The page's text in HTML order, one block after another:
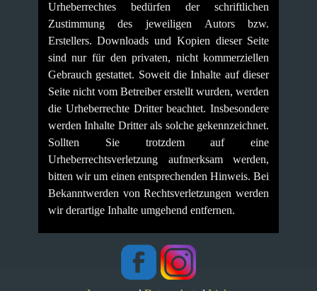
Urheberrechtes bedürfen der schriftlichen
Zustimmung des jeweiligen Autors bzw.
Erstellers. Downloads und Kopien dieser Seite
sind nur für den privaten, nicht kommerziellen
Gebrauch gestattet. Soweit die Inhalte auf dieser
Seite nicht vom Betreiber erstellt wurden, werden
die Urheberrechte Dritter beachtet. Insbesondere
werden Inhalte Dritter als solche gekennzeichnet.
Sollten Sie trotzdem auf eine
Urheberrechtsverletzung aufmerksam werden,
bitten wir um einen entsprechenden Hinweis. Bei
Bekanntwerden von Rechtsverletzungen werden
wir derartige Inhalte umgehend entfernen.